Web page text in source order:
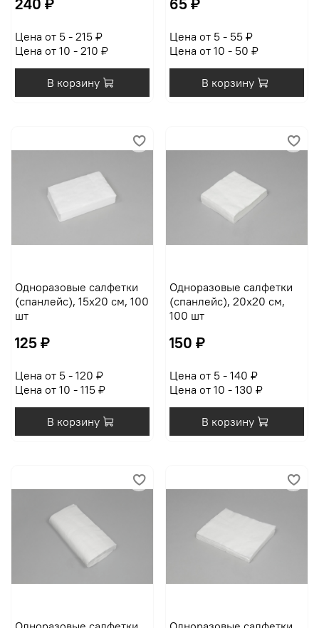
240 ₽
Цена от 5 - 215 ₽
Цена от 10 - 210 ₽
В корзину
65 ₽
Цена от 5 - 55 ₽
Цена от 10 - 50 ₽
В корзину
Одноразовые салфетки
(спанлейс), 15х20 см, 100
шт
125 ₽
Цена от 5 - 120 ₽
Цена от 10 - 115 ₽
В корзину
Одноразовые салфетки
(спанлейс), 20х20 см,
100 шт
150 ₽
Цена от 5 - 140 ₽
Цена от 10 - 130 ₽
В корзину